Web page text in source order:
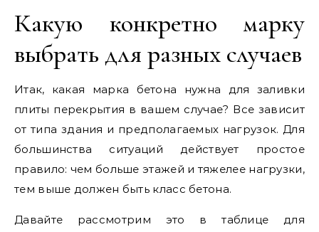
Какую конкретно марку
выбрать для разных случаев
Итак, какая марка бетона нужна для заливки
плиты перекрытия в вашем случае? Все зависит
от типа здания и предполагаемых нагрузок. Для
большинства ситуаций действует простое
правило: чем больше этажей и тяжелее нагрузки,
тем выше должен быть класс бетона.
Давайте рассмотрим это в таблице для